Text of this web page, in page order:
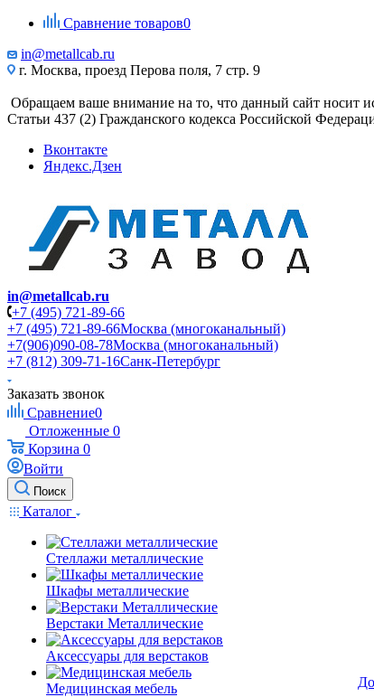
Сравнение товаров0
in@metallcab.ru
г. Москва, проезд Перова поля, 7 стр. 9
Обращаем ваше внимание на то, что данный сайт носит
Статьи 437 (2) Гражданского кодекса Российской
Вконтакте
Яндекс.Дзен
in@metallcab.ru
+7 (495) 721-89-66
+7 (495) 721-89-66Москва (многоканальный)
+7(906)090-08-78Москва (многоканальный)
+7 (812) 309-71-16Санк-Петербург
Заказать звонок
Сравнение0
Отложенные 0
Корзина 0
Войти
Поиск
Каталог
Стеллажи металлические
Шкафы металлические
Верстаки Металлические
Аксессуары для верстаков
Медицинская мебель